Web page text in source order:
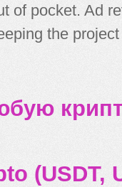
of pocket. Ad
the
(USDT,